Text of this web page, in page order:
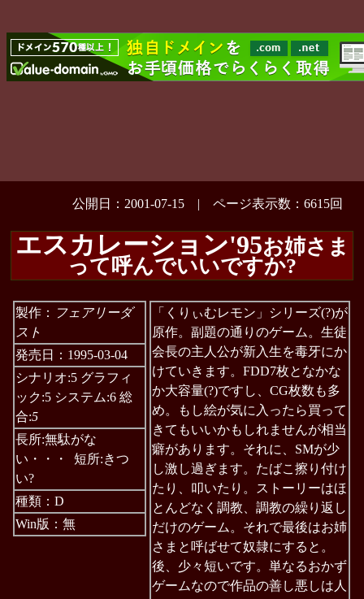
公開日：2001-07-15 | ページ表示数：6615回
エスカレーション'95お姉さま
って呼んでいいですか?
製作：
フェアリーダ
スト
発売日：1995-03-04
シナリオ:5 グラフィ
ック:5 システム:6 総
合:5
長所:無駄がな
い・・・ 短所:きつ
い?
種類：D
Win版：無
「くりぃむレモン」シリーズ(?)が
原作。副題の通りのゲーム。生徒
会長の主人公が新入生を毒牙にか
けていきます。FDD7枚となかな
か大容量(?)ですし、CG枚数も多
め。もし絵が気に入ったら買って
きてもいいかもしれませんが相当
癖があります。それに、SMが少
し激し過ぎます。たばこ擦り付け
たり、叩いたり。ストーリーはほ
とんどなく調教、調教の繰り返し
だけのゲーム。それで最後はお姉
さまと呼ばせて奴隷にすると。
後、少々短いです。単なるおかず
ゲームなので作品の善し悪しは人